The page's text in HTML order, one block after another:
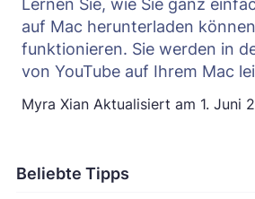
Beliebte Tipps
Lernen Sie, wie Sie ganz
auf Mac herunterladen
funktionieren. Sie werden in
von YouTube auf Ihrem Mac
Myra Xian Aktualisiert am 1. Juni